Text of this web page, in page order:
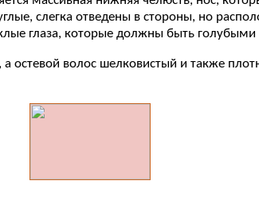
слегка отведены в стороны, но
глаза, которые должны быть
остевой волос шелковистый и также